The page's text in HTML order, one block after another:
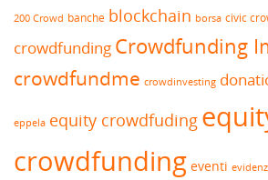
200 Crowd banche blockchain borsa civic
crowdfunding Crowdfunding
crowdfundme crowdinvesting
eppela equity crowdfuding
crowdfunding eventi